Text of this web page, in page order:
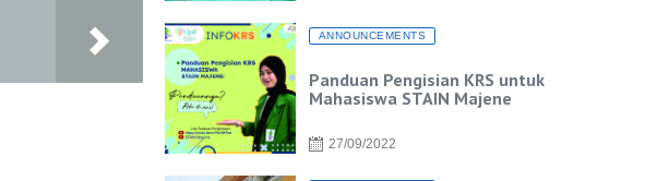
ANNOUNCEMENTS
Panduan Pengisian KRS untuk
Mahasiswa STAIN Majene
27/09/2022